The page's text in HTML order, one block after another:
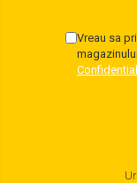
Vreau sa